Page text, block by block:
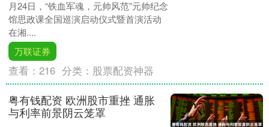
月24日，“铁血军魂，元帅风范”元帅纪念
馆思政课全国巡演启动仪式暨首演活动
在湘....
万联证券
查看：216 分类： 股票配资神器
粤有钱配资 欧洲股市重挫 通胀
与利率前景阴云笼罩